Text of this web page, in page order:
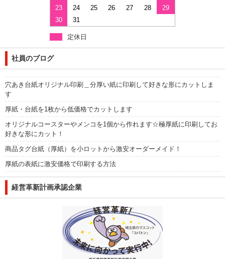
23
24 25 26 27 28
29
30
31
定休日
社員のブログ
穴あき台紙オリジナル印刷＿分厚い紙に印刷して好きな形にカットしま
す
厚紙・台紙を1枚から低価格でカットします
オリジナルコースターやメンコを1個から作れます☆極厚紙に印刷してお
好きな形にカット！
商品タグ台紙（厚紙）を小ロットから激安オーダーメイド！
厚紙の表紙に激安価格で印刷する方法
経営革新計画承認企業